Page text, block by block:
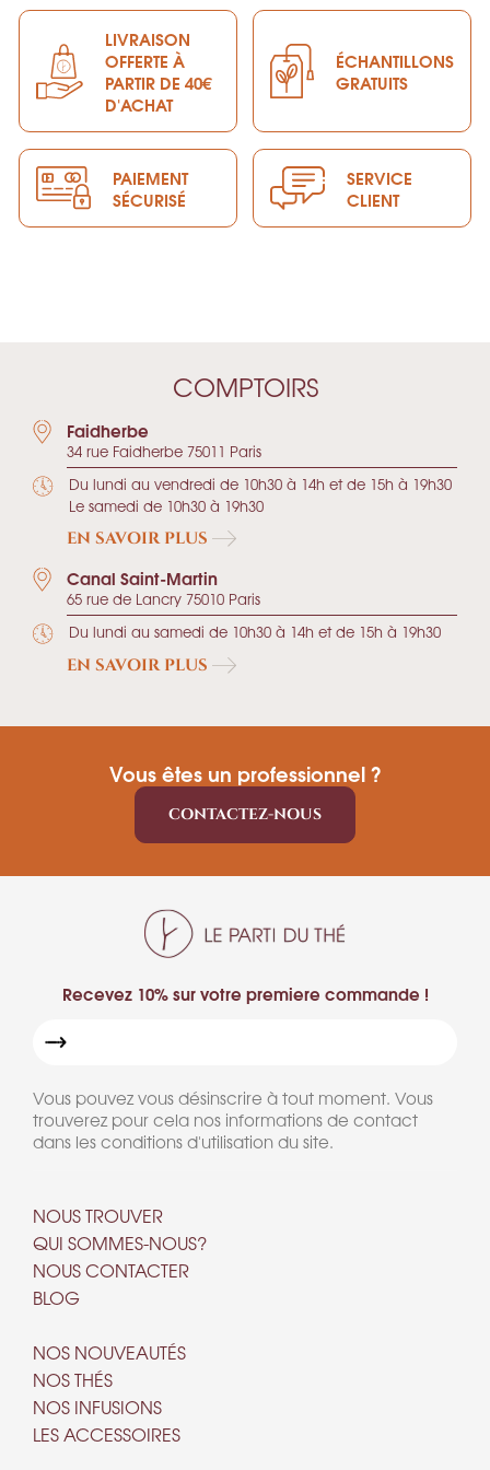
LIVRAISON
OFFERTE À
PARTIR DE 40€
D'ACHAT
ÉCHANTILLONS
GRATUITS
PAIEMENT
SÉCURISÉ
SERVICE
CLIENT
COMPTOIRS
Faidherbe
34 rue Faidherbe 75011 Paris
Du lundi au vendredi de 10h30 à 14h et de 15h à 19h30
Le samedi de 10h30 à 19h30
EN SAVOIR PLUS
Canal Saint-Martin
65 rue de Lancry 75010 Paris
Du lundi au samedi de 10h30 à 14h et de 15h à 19h30
EN SAVOIR PLUS
Vous êtes un professionnel ?
CONTACTEZ-NOUS
Recevez 10% sur votre premiere commande !
Vous pouvez vous désinscrire à tout moment. Vous
trouverez pour cela nos informations de contact
dans les conditions d'utilisation du site.
NOUS TROUVER
QUI SOMMES-NOUS?
NOUS CONTACTER
BLOG
NOS NOUVEAUTÉS
NOS THÉS
NOS INFUSIONS
LES ACCESSOIRES